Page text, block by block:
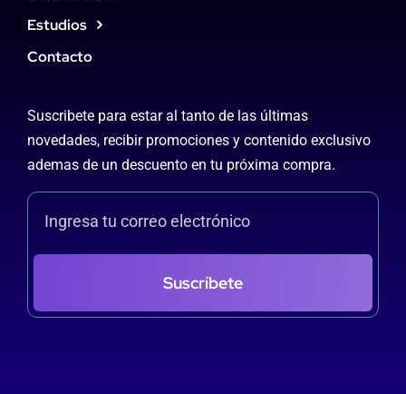
Estudios
Contacto
Suscribete para estar al tanto de las últimas
novedades, recibir promociones y contenido exclusivo
ademas de un descuento en tu próxima compra.
Suscríbete